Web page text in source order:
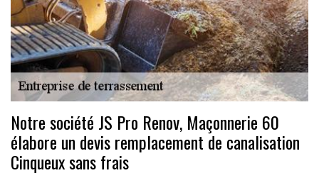
Notre société JS Pro Renov, Maçonnerie 60
élabore un devis remplacement de canalisation
Cinqueux sans frais